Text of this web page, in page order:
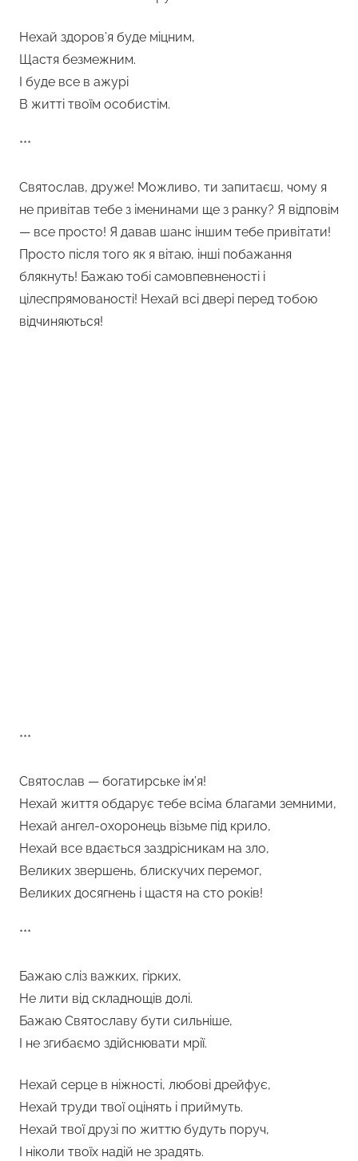
Нехай здоров’я буде міцним,
Щастя безмежним.
І буде все в ажурі
В житті твоїм особистім.
***
Святослав, друже! Можливо, ти запитаєш, чому я
не привітав тебе з іменинами ще з ранку? Я відповім
— все просто! Я давав шанс іншим тебе привітати!
Просто після того як я вітаю, інші побажання
блякнуть! Бажаю тобі самовпевненості і
цілеспрямованості! Нехай всі двері перед тобою
відчиняються!
***
Святослав — богатирське ім’я!
Нехай життя обдарує тебе всіма благами земними,
Нехай ангел-охоронець візьме під крило,
Нехай все вдається заздрісникам на зло,
Великих звершень, блискучих перемог,
Великих досягнень і щастя на сто років!
***
Бажаю сліз важких, гірких,
Не лити від складнощів долі.
Бажаю Святославу бути сильніше,
І не згибаємо здійснювати мрії.
Нехай серце в ніжності, любові дрейфує,
Нехай труди твої оцінять і приймуть.
Нехай твої друзі по життю будуть поруч,
І ніколи твоїх надій не зрадять.